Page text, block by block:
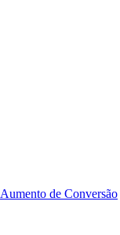
Aumento de Conversão